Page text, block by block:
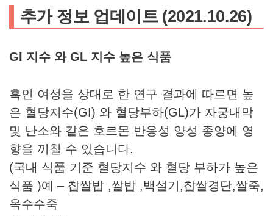
추가 정보 업데이트 (2021.10.26)
GI 지수 와 GL 지수 높은 식품
흑인 여성을 상대로 한 연구 결과에 따르면 높
은 혈당지수(GI) 와 혈당부하(GL)가 자궁내막
및 난소와 같은 호르몬 반응성 양성 종양에 영
향을 끼칠 수 있습니다.
(국내 식품 기준 혈당지수 와 혈당 부하가 높은
식품 )예 – 찹쌀밥 ,쌀밥 ,백설기,찹쌀경단,쌀죽,
옥수수죽